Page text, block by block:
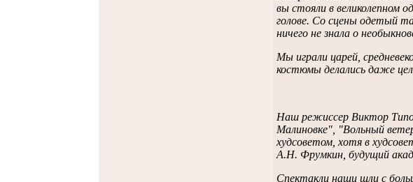
вы стояли в великолепном
голове. Со сцены одетый
ничего не знала о
Мы играли царей,
костюмы делались даже
Наш режиссер Виктор
Малиновке", "Вольный
худсоветом, хотя в
А.Н. Фрумкин, будущий
Спектакли наши шли с